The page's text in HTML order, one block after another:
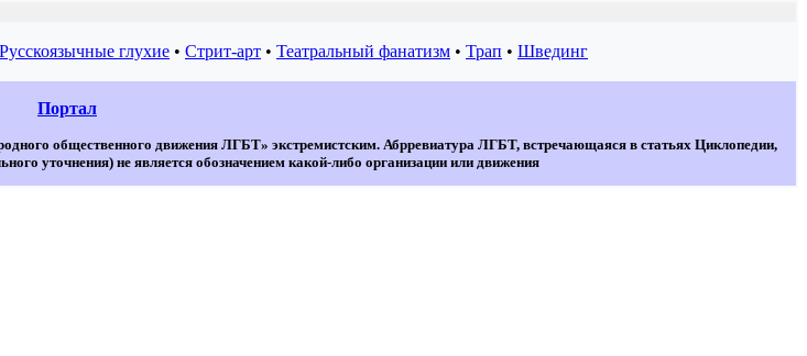
Русскоязычные глухие • Стрит-арт • Театральный фанатизм • Трап • Швединг
Портал
общественного движения ЛГБТ» экстремистским. Абрревиатура ЛГБТ, встречающаяся в статьях Циклопедии,
уточнения) не является обозначением какой-либо организации или движения